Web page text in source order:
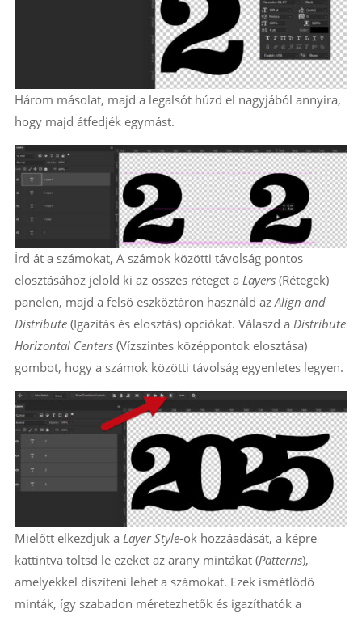
Három másolat, majd a legalsót húzd el nagyjából annyira,
hogy majd átfedjék egymást.
Írd át a számokat, A számok közötti távolság pontos
elosztásához jelöld ki az összes réteget a Layers(Rétegek)
panelen, majd a felső eszköztáron használd az Align and
Distribute(Igazítás és elosztás) opciókat. Válaszd a Distribute
Horizontal Centers(Vízszintes középpontok elosztása)
gombot, hogy a számok közötti távolság egyenletes legyen.
Mielőtt elkezdjük a Layer Style-ok hozzáadását, a képre
kattintva töltsd le ezeket az arany mintákat (Patterns),
amelyekkel díszíteni lehet a számokat. Ezek ismétlődő
minták, így szabadon méretezhetők és igazíthatók a